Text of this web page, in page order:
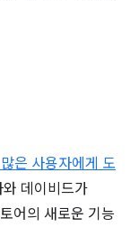
은 사용자에게 도
데이비드가
어의 새로운 기능